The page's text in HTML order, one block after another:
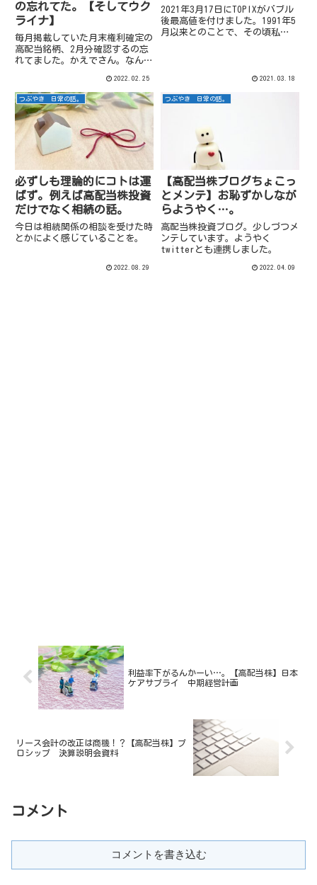
の忘れてた。【そしてウク
ライナ】
毎月掲載していた月末権利確定の
高配当銘柄、2月分確認するの忘
れてました。かえでさん。なんか
クライナ情勢に完全に心奪われて
ましたね。もりっこ。ただ、２月
権利確定の高配当銘柄で個人的に
気になる銘柄はあまりないの
で、...
2022.02.25
2021年3月17日にTOPIXがバブル
後最高値を付けました。1991年5
月以来とのことで、その頃私
2,000も突破。そして、2021年3
2021.03.18
つぶやき 日常の話。
必ずしも理論的にコトは運
ばず。例えば高配当株投資
だけでなく相続の話。
今日は相続関係の相談を受けた時
とかによく感じていることを。
2022.08.29
つぶやき 日常の話。
【高配当株ブログちょこっ
とメンテ】お恥ずかしなが
らようやく…。
高配当株投資ブログ。少しづつメ
ンテしています。ようやく
twitterとも連携しました。
2022.04.09
利益率下がるんかーい…。【高配当株】日本
ケアサプライ 中期経営計画
リース会計の改正は商機！？【高配当株】プ
ロシップ 決算説明会資料
コメント
コメントを書き込む